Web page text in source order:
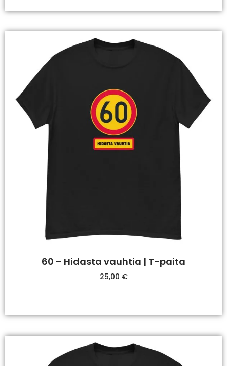
60 – Hidasta vauhtia | T-paita
25,00 €